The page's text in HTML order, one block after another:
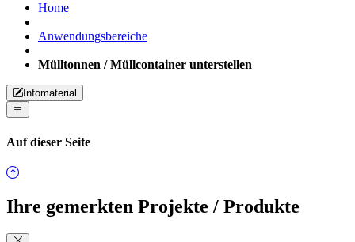
Home
Anwendungsbereiche
Mülltonnen / Müllcontainer unterstellen
Infomaterial
Auf dieser Seite
Ihre gemerkten Projekte / Produkte